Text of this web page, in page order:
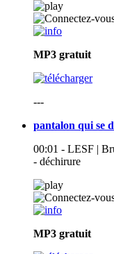
MP3 gratuit
---
pantalon qui se
00:01 - LESF |
- déchirure
MP3 gratuit